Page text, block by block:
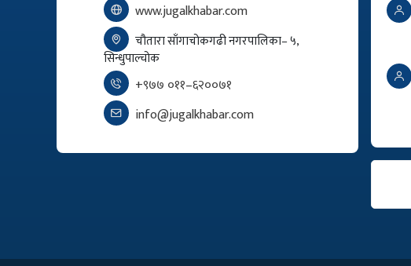
www.jugalkhabar.com
चौतारा साँगाचोकगढी नगरपालिका– ५,
सिन्धुपाल्चोक
+९७७ ०११–६२००७१
info@jugalkhabar.com